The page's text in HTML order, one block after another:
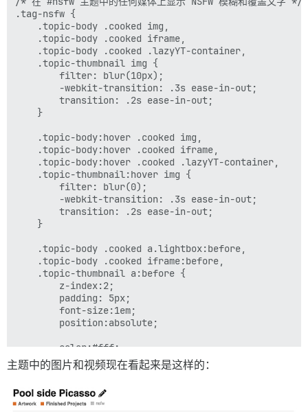
.tag-nsfw {
        filter: blur(10px);
        -webkit-transition: .3s ease-in-out;
        transition: .2s ease-in-out;
        filter: blur(0);
        -webkit-transition: .3s ease-in-out;
        transition: .2s ease-in-out;
        padding: 5px;
        font-size:1em;
        position:absolute;
        color:#fff;
        content: '⚠️ 成熟内容 - 悬停显示';
        background: #e86800;
	}
主题中的图片和视频现在看起来是这样的：